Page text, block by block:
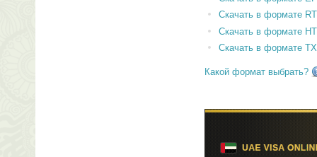
Скачать в формате
Скачать в формате
Скачать в формате
Какой формат выбрать?